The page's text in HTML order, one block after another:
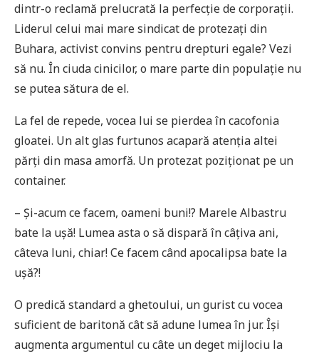
dintr-o reclamă prelucrată la perfecție de corporații.
Liderul celui mai mare sindicat de protezați din
Buhara, activist convins pentru drepturi egale? Vezi
să nu. În ciuda cinicilor, o mare parte din populație nu
se putea sătura de el.
La fel de repede, vocea lui se pierdea în cacofonia
gloatei. Un alt glas furtunos acapară atenția altei
părți din masa amorfă. Un protezat poziționat pe un
container.
– Și-acum ce facem, oameni buni!? Marele Albastru
bate la ușă! Lumea asta o să dispară în câțiva ani,
câteva luni, chiar! Ce facem când apocalipsa bate la
ușă?!
O predică standard a ghetoului, un gurist cu vocea
suficient de baritonă cât să adune lumea în jur. Își
augmenta argumentul cu câte un deget mijlociu la